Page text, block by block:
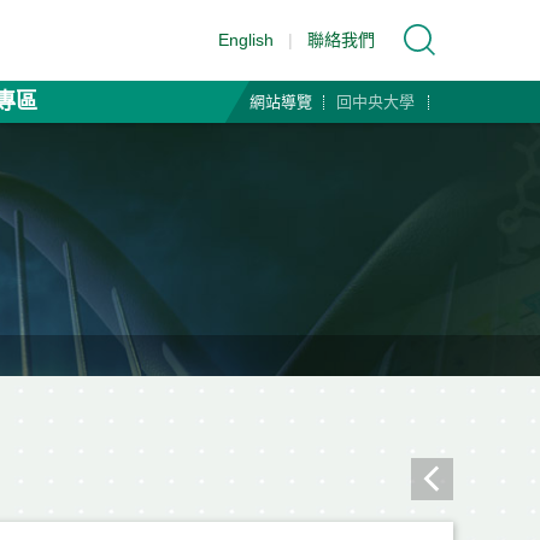
English | 聯絡我們
區 網站導覽 回中央大學